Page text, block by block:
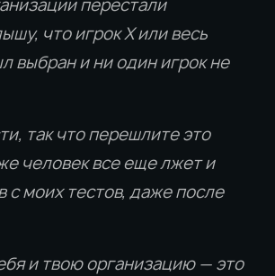
перестали
что игрок X или весь
выбран и ни один игрок не
так что перешлите это
человек все еще лжет и
с моих тестов, даже после
и твою организацию — это